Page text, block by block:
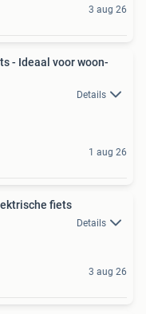
3 aug 26
- Ideaal voor woon-
Details
1 aug 26
fiets
Details
3 aug 26